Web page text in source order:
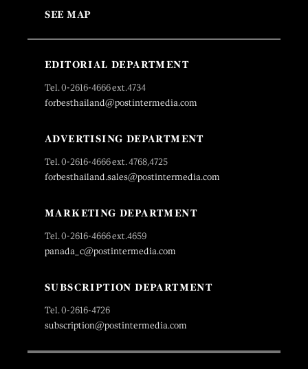
SEE MAP
EDITORIAL DEPARTMENT
Tel. 0-2616-4666 ext.4734
forbesthailand@postintermedia.com
ADVERTISING DEPARTMENT
Tel. 0-2616-4666 ext. 4768,4725
forbesthailand.sales@postintermedia.com
MARKETING DEPARTMENT
Tel. 0-2616-4666 ext.4659
panada_c@postintermedia.com
SUBSCRIPTION DEPARTMENT
Tel. 0-2616-4726
subscription@postintermedia.com